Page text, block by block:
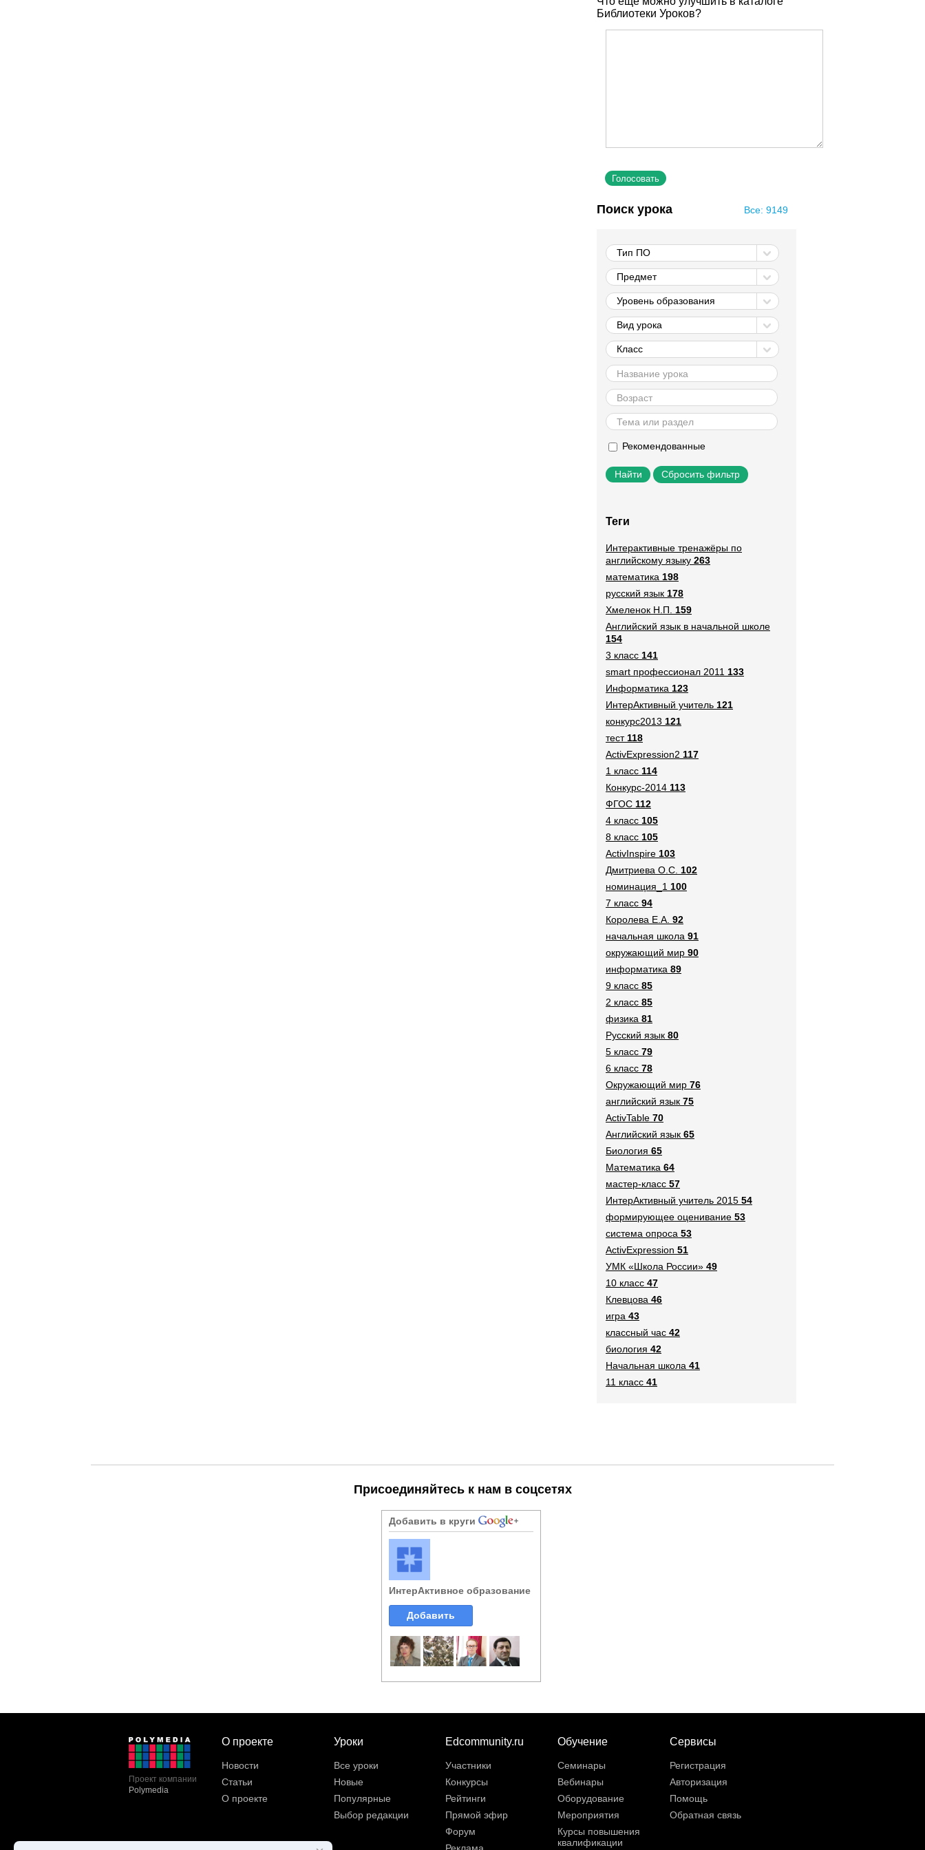
Библиотеки Уроков?
Все: 9149
Поиск урока
Тип ПО
Предмет
Уровень образования
Вид урока
Класс
Рекомендованные
Сбросить фильтр
Теги
Интерактивные тренажёры по
английскому языку 263
математика 198
русский язык 178
Хмеленок Н.П.
159
Английский язык в начальной школе
154
3 класс 141
smart профессионал 2011 133
Информатика 123
ИнтерАктивный учитель 121
конкурс2013 121
тест118
ActivExpression2 117
1 класс 114
Конкурс-2014 113
ФГОС 112
4 класс 105
8 класс 105
ActivInspire 103
Дмитриева О.С. 102
номинация_1 100
7 класс 94
Королева Е.А. 92
начальная школа 91
окружающий мир 90
информатика 89
9 класс 85
2 класс 85
физика 81
Русский язык 80
5 класс 79
6 класс 78
Окружающий мир 76
английский язык 75
ActivTable 70
Английский язык 65
Биология 65
Математика 64
мастер-класс 57
ИнтерАктивный учитель 2015 54
формирующее оценивание 53
система опроса 53
ActivExpression 51
УМК «Школа России» 49
10 класс 47
Клевцова 46
игра 43
классный час 42
биология 42
Начальная школа 41
11 класс 41
Присоединяйтесь к нам в соцсетях
Добавить в круги
ИнтерАктивное образование
Добавить
Проект компании
Polymedia
О проекте
Новости
Статьи
О проекте
Уроки
Все уроки
Новые
Популярные
Выбор редакции
Edcommunity.ru
Участники
Конкурсы
Рейтинги
Прямой эфир
Форум
Реклама
Обучение
Семинары
Вебинары
Оборудование
Мероприятия
Курсы повышения
квалификации
Сервисы
Регистрация
Авторизация
Помощь
Обратная связь